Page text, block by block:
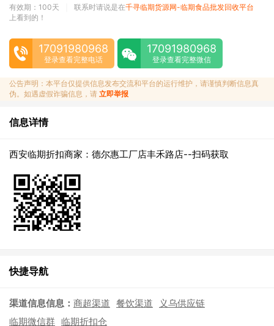
有效期：100天 联系时请说是在千寻临期货源网-临期食品批发回收平台
上看到的！
17091980968
登录查看完整电话
17091980968
登录查看完整微信
公告声明：本平台仅提供信息发布交流和平台的运行维护，请谨慎判断信息真
伪。如遇虚假诈骗信息，请 立即举报
信息详情
西安临期折扣商家：德尔惠工厂店丰禾路店--扫码获取
快捷导航
渠道信息信息： 商超渠道 餐饮渠道
义乌供应链
临期微信群 临期折扣仓